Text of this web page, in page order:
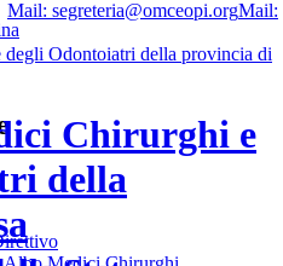
Mail: segreteria@omceopi.orgMail:
Chirurghi e
della